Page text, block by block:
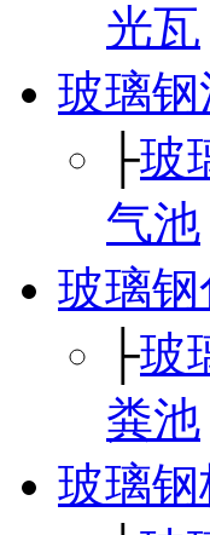
光瓦
玻璃钢
├玻
气池
玻璃钢
├玻
粪池
玻璃钢